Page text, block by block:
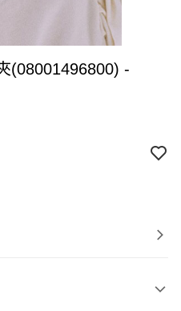
(08001496800) -